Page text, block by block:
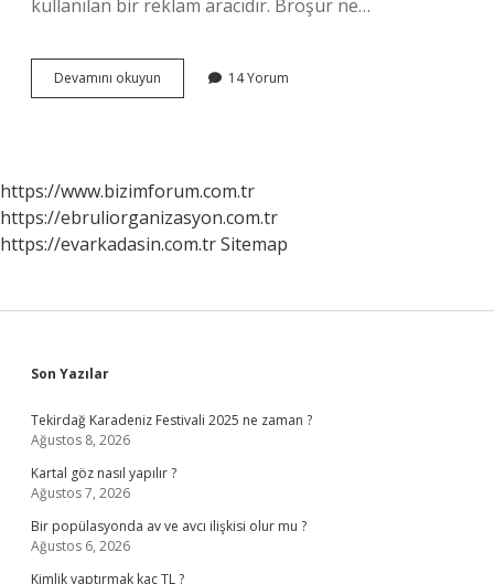
kullanılan bir reklam aracıdır. Broşür ne…
Devamını okuyun
Nedir
14 Yorum
https://www.bizimforum.com.tr
https://ebruliorganizasyon.com.tr
https://evarkadasin.com.trSitemap
Sidebar
Son Yazılar
Tekirdağ Karadeniz Festivali 2025 ne zaman ?
Ağustos 8, 2026
Kartal göz nasıl yapılır ?
Ağustos 7, 2026
Bir popülasyonda av ve avcı ilişkisi olur mu ?
Ağustos 6, 2026
Kimlik yaptırmak kaç TL ?